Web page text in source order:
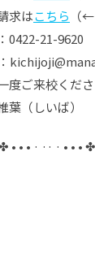
求はこちら （
0422-21-9620
度ご来校くだ
葉（しいば）
• • • · ·· · • • •